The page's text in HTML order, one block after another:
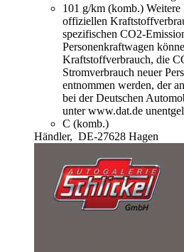
101 g/km (komb.) Weitere
offiziellen
spezifischen CO2-
Personenkraftwagen
Kraftstoffverbrauch, die
Stromverbrauch neuer
entnommen werden, der
bei der Deutschen
unter www.dat.de
C (komb.)
Händler, DE-27628 Hagen